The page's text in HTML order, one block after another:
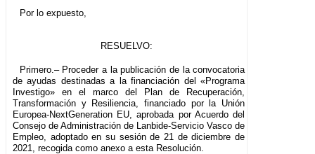
Por lo expuesto,
RESUELVO:
Primero.– Proceder a la publicación de la convocatoria
de ayudas destinadas a la financiación del «Programa
Investigo» en el marco del Plan de Recuperación,
Transformación y Resiliencia, financiado por la Unión
Europea-NextGeneration EU, aprobada por Acuerdo del
Consejo de Administración de Lanbide-Servicio Vasco de
Empleo, adoptado en su sesión de 21 de diciembre de
2021, recogida como anexo a esta Resolución.